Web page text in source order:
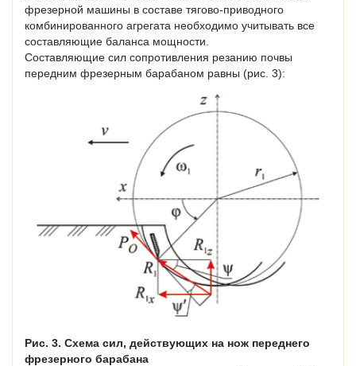
фрезерной машины в составе тягово-приводного
комбинированного агрегата необходимо учитывать все
составляющие баланса мощности.
Составляющие сил сопротивления резанию почвы
передним фрезерным барабаном равны (рис. 3):
Рис. 3. Схема сил, действующих на нож переднего
фрезерного барабана